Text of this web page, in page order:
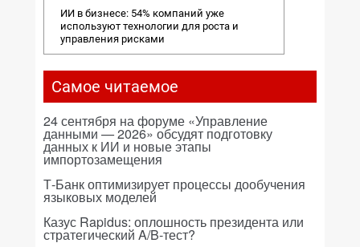
ИИ в бизнесе: 54% компаний уже
используют технологии для роста и
управления рисками
Самое читаемое
24 сентября на форуме «Управление
данными — 2026» обсудят подготовку
данных к ИИ и новые этапы
импортозамещения
Т-Банк оптимизирует процессы дообучения
языковых моделей
Казус Rapidus: оплошность президента или
стратегический A/B-тест?